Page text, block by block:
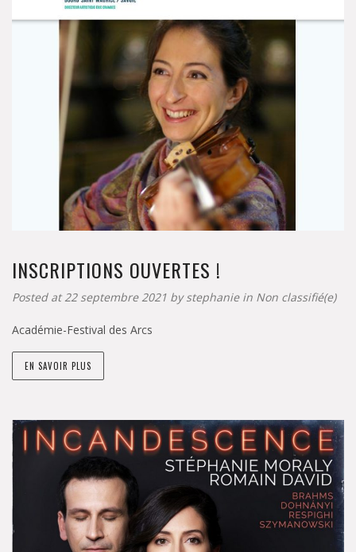
INSCRIPTIONS OUVERTES !
Posted at 22 septembre 2021 bystephanie in Non classifié(e)
Académie-Festival des Arcs
EN SAVOIR PLUS